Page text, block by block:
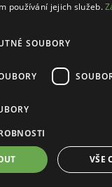
s certifikátem SSL
Doprava zdarma
používání jejich služeb.
SOUBORY
VŠE